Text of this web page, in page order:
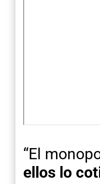
“El
ellos lo